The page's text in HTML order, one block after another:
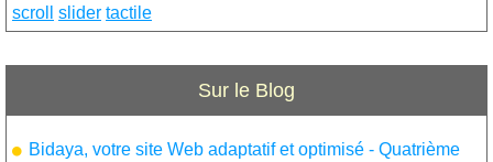
scroll
slider tactile
Sur le Blog
Bidaya, votre site Web adaptatif et optimisé - Quatrième